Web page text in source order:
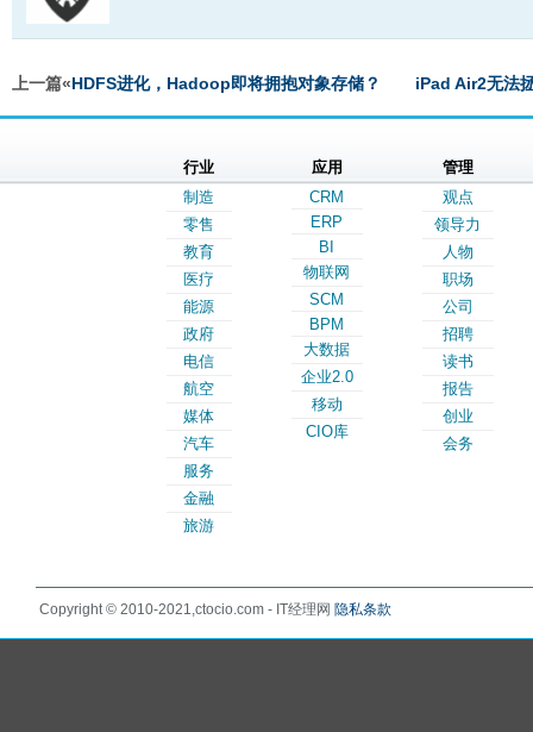
上一篇«HDFS进化，Hadoop即将拥抱对象存储？ iPad Air2无法
行业
制造
零售
教育
医疗
能源
政府
电信
航空
媒体
汽车
服务
金融
旅游
应用
CRM
ERP
BI
物联网
SCM
BPM
大数据
企业2.0
移动
CIO库
管理
观点
领导力
人物
职场
公司
招聘
读书
报告
创业
会务
Copyright © 2010-2021,ctocio.com - IT经理网 隐私条款